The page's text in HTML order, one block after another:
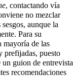
, contactando vía
no mezclar
aunque la
Para su
mayoría de las
prefijadas, puesto
un guion de entrevista
recomendaciones